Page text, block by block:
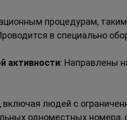
процедурам, таким
в специально
активности: Направлены
включая людей с
одноместных